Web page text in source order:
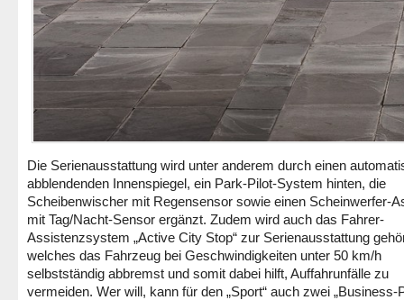
Die Serienausstattung wird unter anderem durch einen
abblendenden Innenspiegel, ein Park-Pilot-System hinten, die
Scheibenwischer mit Regensensor sowie einen Scheinwerfer-
mit Tag/Nacht-Sensor ergänzt. Zudem wird auch das Fahrer-
Assistenzsystem „Active City Stop“ zur Serienausstattung
welches das Fahrzeug bei Geschwindigkeiten unter 50 km/h
selbstständig abbremst und somit dabei hilft, Auffahrunfälle zu
vermeiden. Wer will, kann für den „Sport“ auch zwei „Business-